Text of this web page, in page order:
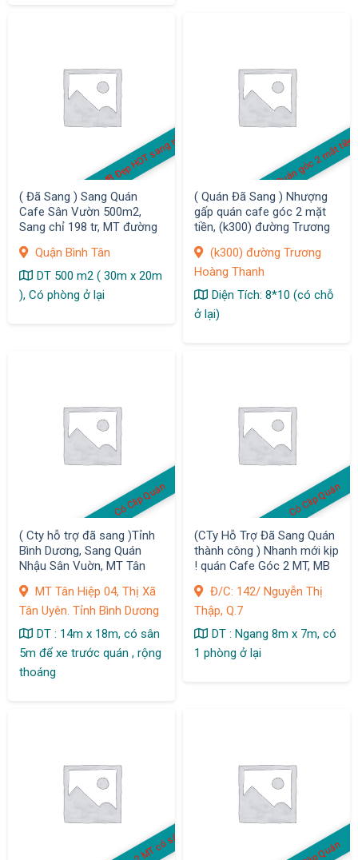
MB Đẹp HOT sang rẻ
( Đã Sang ) Sang Quán
Cafe Sân Vườn 500m2,
Sang chỉ 198 tr, MT đường
Q.Bình Tân
Quận Bình Tân
DT 500 m2 ( 30m x 20m
), Có phòng ở lại
Quán góc 2 mặt tiền
( Quán Đã Sang ) Nhượng
gấp quán cafe góc 2 mặt
tiền, (k300) đường Trương
Tân Bình
(k300) đường Trương
Hoàng Thanh
Diện Tích: 8*10 (có chỗ
ở lại)
Có Clip Quán
( Cty hỗ trợ đã sang )Tỉnh
Bình Dương, Sang Quán
Nhậu Sân Vuờn, MT Tân
MT Tân Hiệp 04, Thị Xã
Tân Uyên. Tỉnh Bình Dương
DT : 14m x 18m, có sân
5m để xe trước quán , rộng
thoáng
Có Clip Quán
(CTy Hỗ Trợ Đã Sang Quán
thành công ) Nhanh mới kịp
! quán Cafe Góc 2 MT, MB
tr/ ngày
Đ/C: 142/ Nguyễn Thị
Thập, Q.7
DT : Ngang 8m x 7m, có
1 phòng ở lại